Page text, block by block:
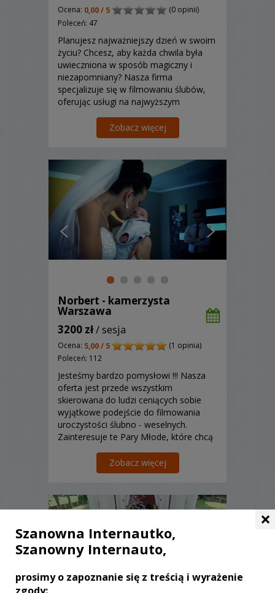
Ocena: 0,00 / 5
(0 opinii)
Poleceń: 47
Planujesz najważniejszy dzień w swoim
życiu? Chcesz, aby każda chwila była
uwieczniona w sposób magiczny i
niezapomniany? Nasza firma
specjalizuje się w filmowaniu ślubów,
oferując usługi na najwyższym
tworzymy filmy, które pozwolą Wam
wracać do tych wyjątkowych
nowoczesnemu spr...
Zobacz więcej
Norbert - kamerzysta
Warszawa
3200 zł/ sesja
Ocena: 5,00 / 5
(1 opinia)
Poleceń: 112
Jesteśmy bardzo pomysłowi !!! Nasza
oferta jest przede wszystkim
skierowana do ludzi ceniących sobie
wyjątkowe podejście do filmowania
uroczystości ślubno - weselnych.
Zainteresuje te Pary Młode, które chcą
przygodzie realizacji własnego filmu, z
sobą w roli głównej.
Zobacz więcej
×
Szanowna Internautko,
Szanowny Internauto,
prosimy o zapoznanie się z treścią i wyrażenie